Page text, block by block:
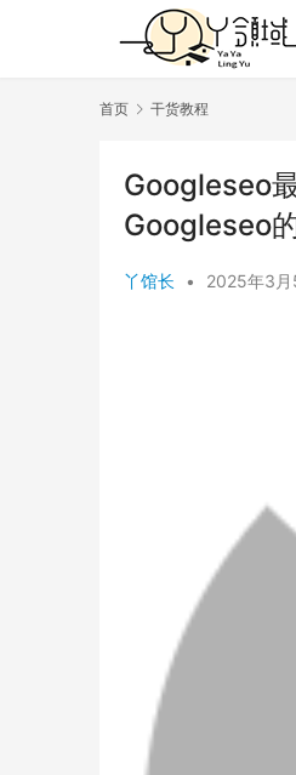
首页 干货教程
Googleseo
Googleseo
丫馆长 • 2025年3